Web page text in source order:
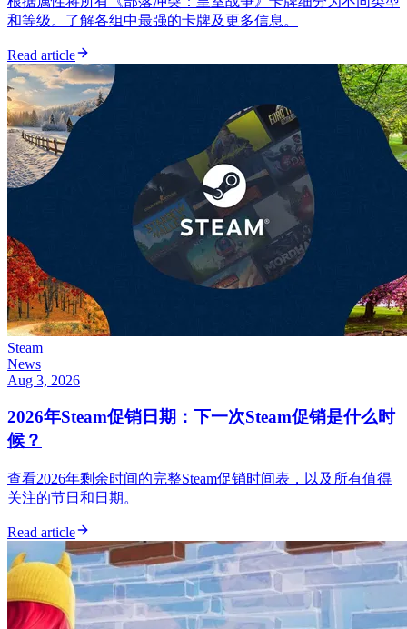
和等级。了解各组中最强的卡牌及更多信息。
Read article
Steam
News
Aug 3, 2026
2026年Steam促销日期：下一次Steam促销是什么时
候？
查看2026年剩余时间的完整Steam促销时间表，以及所有值得
关注的节日和日期。
Read article